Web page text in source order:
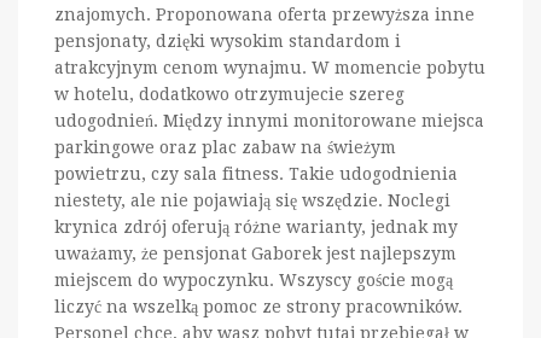
znajomych. Proponowana oferta przewyższa inne
pensjonaty, dzięki wysokim standardom i
atrakcyjnym cenom wynajmu. W momencie pobytu
w hotelu, dodatkowo otrzymujecie szereg
udogodnień. Między innymi monitorowane miejsca
parkingowe oraz plac zabaw na świeżym
powietrzu, czy sala fitness. Takie udogodnienia
niestety, ale nie pojawiają się wszędzie. Noclegi
krynica zdrój oferują różne warianty, jednak my
uważamy, że pensjonat Gaborek jest najlepszym
miejscem do wypoczynku. Wszyscy goście mogą
liczyć na wszelką pomoc ze strony pracowników.
Personel chce, aby wasz pobyt tutaj przebiegał w